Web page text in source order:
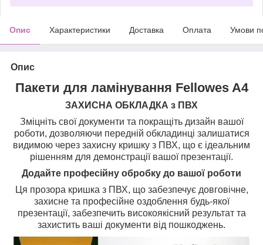
Опис Характеристики Доставка Оплата Умови
Опис
Пакети для ламінування Fellowes A4
ЗАХИСНА ОБКЛАДКА з ПВХ
Зміцніть свої документи та покращіть дизайн вашої
роботи, дозволяючи передній обкладинці залишатися
видимою через захисну кришку з ПВХ, що є ідеальним
рішенням для демонстрації вашої презентації.
Додайте професійну обробку до вашої роботи
Ця прозора кришка з ПВХ, що забезпечує довговічне,
захисне та професійне оздоблення будь-якої
презентації, забезпечить високоякісний результат та
захистить ваші документи від пошкоджень.